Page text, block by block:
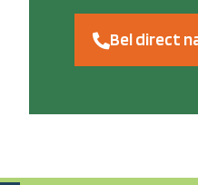
Bel direct